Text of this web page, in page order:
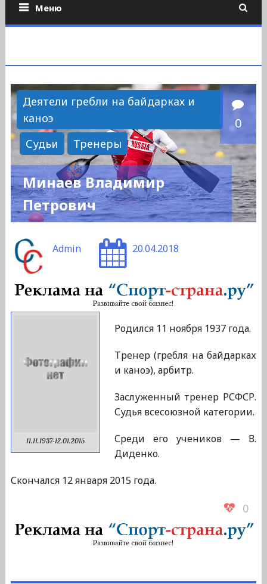
Меню
Деятели гребли на байдарках и
каноэ
Судьи
Тренеры
0
Минаев Владимир
Петрович
Admin 20.04.2018
11.11.1937-12.01.2015
Родился 11 ноября 1937 года.
Тренер (гребля на байдарках
и каноэ), арбитр.
Заслуженный тренер РСФСР.
Судья всесоюзной категории.
Среди его учеников — В.
Диденко.
Скончался 12 января 2015 года.
0